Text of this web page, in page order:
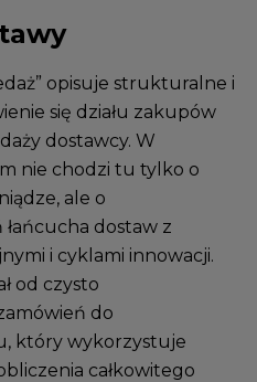
opisuje strukturalne i
się działu zakupów
dostawcy. W
nie chodzi tu tylko o
ale o
dostaw z
i cyklami innowacji.
od czysto
do
który wykorzystuje
całkowitego